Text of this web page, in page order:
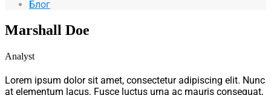
Блог
Marshall Doe
Analyst
Lorem ipsum dolor sit amet, consectetur adipiscing elit. Nunc
at elementum lacus. Fusce luctus urna ac mauris consequat,